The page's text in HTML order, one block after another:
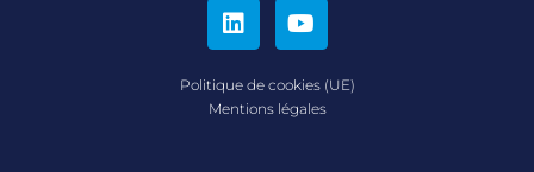
Politique de cookies (UE)
Mentions légales